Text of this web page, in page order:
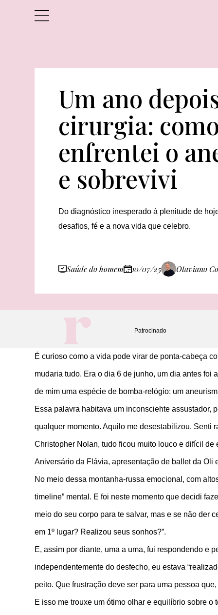
Um ano
cirurgia: como
enfrentei o
e sobrevivi
Do diagnóstico inesperado à plenitude de
desafios, fé e a nova vida que celebro.
Saúde do homem 10/07/25 Otaviano
Patrocinado
É curioso como a vida pode virar de ponta-cabeça
mudaria tudo. Era o dia 6 de junho, um dia antes
de mim uma espécie de bomba-relógio: um
Essa palavra habitava um inconsciehte assustador,
qualquer momento. Aquilo me desestabilizou. Senti
Christopher Nolan, tudo ficou muito louco e difícil de
Aniversário da Flávia, apresentação de ballet da Oli
No meio dessa montanha-russa emocional, com
timeline” mental. E foi neste momento que decidi
meio do seu corpo para te salvar, mas e se não der
em 1º lugar? Realizou seus sonhos?”.
E, assim por diante, uma a uma, fui respondendo e
independentemente do desfecho, eu estava
peito. Que frustração deve ser para uma pessoa
E isso me trouxe um ótimo olhar e equilíbrio sobre